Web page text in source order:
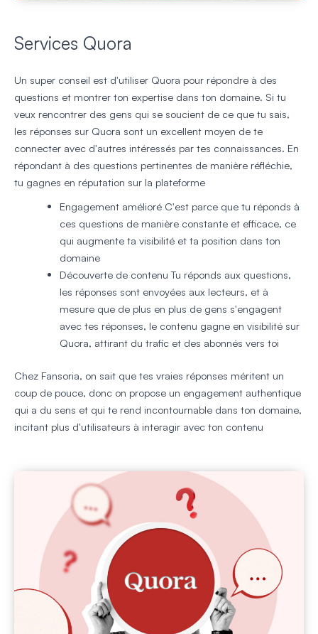
Services Quora
Un super conseil est d'utiliser Quora pour répondre à des
questions et montrer ton expertise dans ton domaine. Si tu
veux rencontrer des gens qui se soucient de ce que tu sais,
les réponses sur Quora sont un excellent moyen de te
connecter avec d'autres intéressés par tes connaissances. En
répondant à des questions pertinentes de manière réfléchie,
tu gagnes en réputation sur la plateforme
Engagement amélioréC'est parce que tu réponds à
ces questions de manière constante et efficace, ce
qui augmente ta visibilité et ta position dans ton
domaine
Découverte de contenu Tu réponds aux questions,
les réponses sont envoyées aux lecteurs, et à
mesure que de plus en plus de gens s'engagent
avec tes réponses, le contenu gagne en visibilité sur
Quora, attirant du trafic et des abonnés vers toi
Chez Fansoria, on sait que tes vraies réponses méritent un
coup de pouce, donc on propose un engagement authentique
qui a du sens et qui te rend incontournable dans ton domaine,
incitant plus d'utilisateurs à interagir avec ton contenu